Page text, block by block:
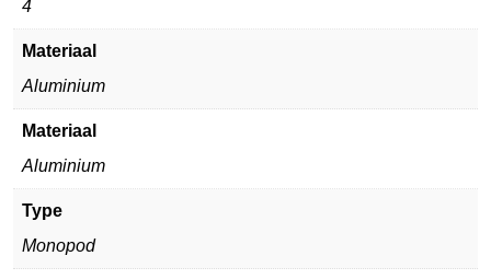
4
Materiaal
Aluminium
Materiaal
Aluminium
Type
Monopod